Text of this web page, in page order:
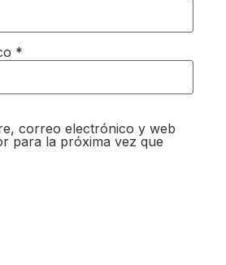
*
correo electrónico y web
para la próxima vez que